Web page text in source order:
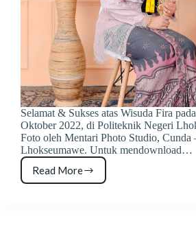
Selamat & Sukses atas Wisuda Fira
Oktober 2022, di Politeknik Negeri
Foto oleh Mentari Photo Studio, Cunda
Lhokseumawe. Untuk mendownload…
Read More
Foto
Wisuda